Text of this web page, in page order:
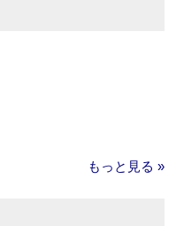
もっと見る »